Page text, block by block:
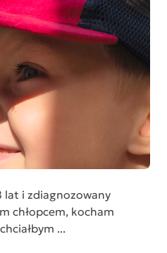
lat i zdiagnozowany
chłopcem, kocham
...